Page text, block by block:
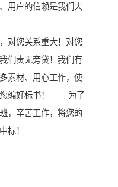
用户的信赖是我们大
对您关系重大！对您
们责无旁贷！我们有
素材、用心工作，使
您编好标书！ ——为了
，辛苦工作，将您的
标！